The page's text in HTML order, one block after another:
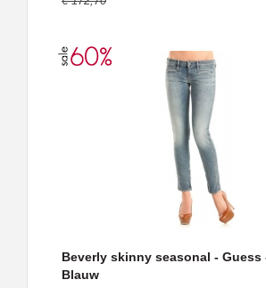
Beverly skinny seasonal - Guess
Blauw